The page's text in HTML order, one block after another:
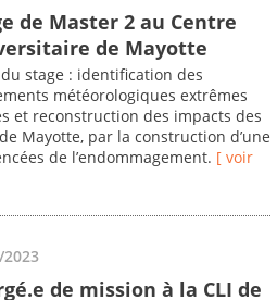
de Master 2 au Centre
de Mayotte
stage : identification des
météorologiques extrêmes
et reconstruction des impacts des
Mayotte, par la construction d’une
de l’endommagement. [ voir
de mission à la CLI de